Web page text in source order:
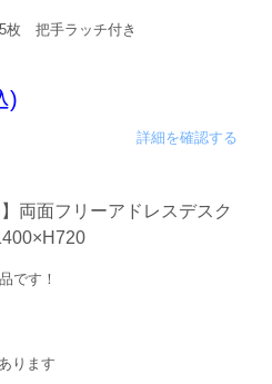
把手ラッチ付き
)
詳細を確認する
】両面フリーアドレスデスク
です！
ります